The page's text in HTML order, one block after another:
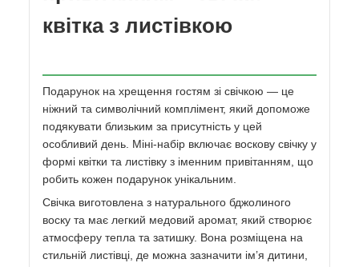
квітка з листівкою
Подарунок на хрещення гостям зі свічкою — це
ніжний та символічний комплімент, який допоможе
подякувати близьким за присутність у цей
особливий день. Міні-набір включає воскову свічку у
формі квітки та листівку з іменним привітанням, що
робить кожен подарунок унікальним.
Свічка виготовлена з натурального бджолиного
воску та має легкий медовий аромат, який створює
атмосферу тепла та затишку. Вона розміщена на
стильній листівці, де можна зазначити ім’я дитини,